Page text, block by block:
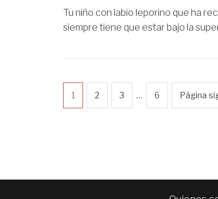
Tu niño con labio leporino que ha
siempre tiene que estar bajo la
1 2 3 … 6 Página